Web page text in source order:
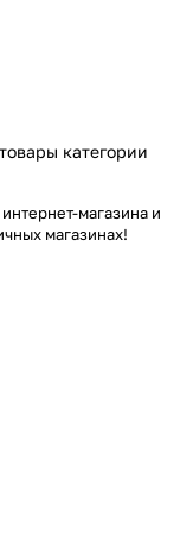
категории
магазина и
магазинах!